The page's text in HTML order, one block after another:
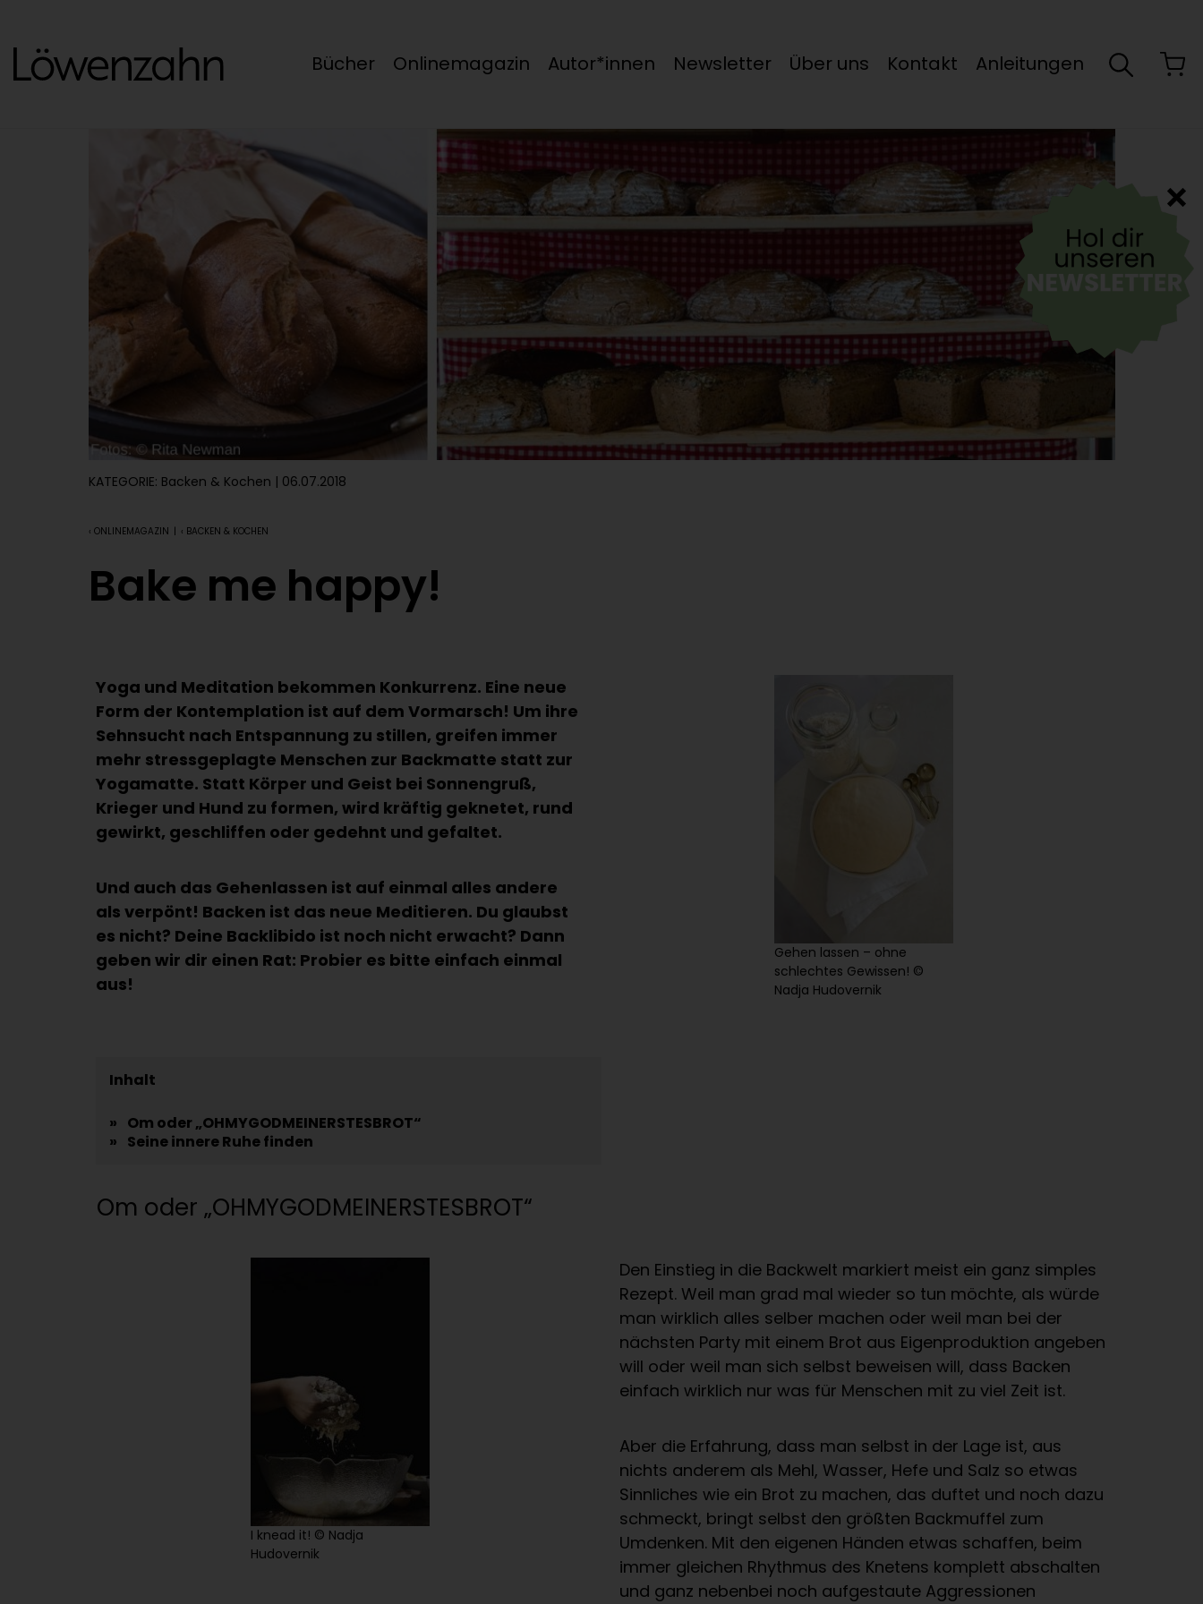
Bücher Onlinemagazin Autor*innen Newsletter Über uns Kontakt Anleitungen
KATEGORIE: Backen & Kochen | 06.07.2018
‹ ONLINEMAGAZIN | ‹ BACKEN & KOCHEN
Bake me happy!
Yoga und Meditation bekommen Konkurrenz. Eine neue
Form der Kontemplation ist auf dem Vormarsch! Um ihre
Sehnsucht nach Entspannung zu stillen, greifen immer
mehr stressgeplagte Menschen zur Backmatte statt zur
Yogamatte. Statt Körper und Geist bei Sonnengruß,
Krieger und Hund zu formen, wird kräftig geknetet, rund
gewirkt, geschliffen oder gedehnt und gefaltet.
Und auch das Gehenlassen ist auf einmal alles andere
als verpönt! Backen ist das neue Meditieren. Du glaubst
es nicht? Deine Backlibido ist noch nicht erwacht? Dann
geben wir dir einen Rat: Probier es bitte einfach einmal
aus!
Gehen lassen – ohne
schlechtes Gewissen! ©
Nadja Hudovernik
Inhalt
» Om oder „OHMYGODMEINERSTESBROT“
» Seine innere Ruhe finden
Om oder „OHMYGODMEINERSTESBROT“
Den Einstieg in die Backwelt markiert meist ein ganz simples
Rezept. Weil man grad mal wieder so tun möchte, als würde
man wirklich alles selber machen oder weil man bei der
nächsten Party mit einem Brot aus Eigenproduktion angeben
will oder weil man sich selbst beweisen will, dass Backen
einfach wirklich nur was für Menschen mit zu viel Zeit ist.
Aber die Erfahrung, dass man selbst in der Lage ist, aus
nichts anderem als Mehl, Wasser, Hefe und Salz so etwas
Sinnliches wie ein Brot zu machen, das duftet und noch dazu
schmeckt, bringt selbst den größten Backmuffel zum
Umdenken. Mit den eigenen Händen etwas schaffen, beim
immer gleichen Rhythmus des Knetens komplett abschalten
und ganz nebenbei noch aufgestaute Aggressionen
I knead it! © Nadja
Hudovernik